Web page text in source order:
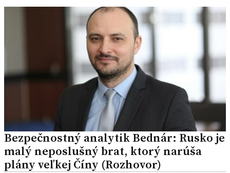
Bezpečnostný analytik Bednár: Rusko je
malý neposlušný brat, ktorý narúša
plány veľkej Číny (Rozhovor)